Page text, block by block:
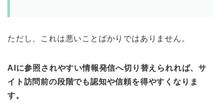
ただし、これは悪いことばかりではありません。
AIに参照されやすい情報発信へ切り替えられれば、サ
イト訪問前の段階でも認知や信頼を得やすくなりま
す。